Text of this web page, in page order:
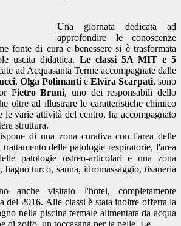
Una giornata dedicata ad
approfondire le conoscenze
fonte di cura e benessere si è trasformata
uscita didattica. Le classi 5A MIT e 5
ad Acquasanta Terme accompagnate dalle
, Olga Polimanti e Elvira Scarpati, sono
Pietro Bruni, uno dei responsabili dello
oltre ad illustrare le caratteristiche chimico
le varie attività del centro, ha accompagnato
struttura.
di una zona curativa con l'area delle
delle patologie respiratorie, l'area
patologie ostreo-articolari e una zona
bagno turco, sauna, idromassaggio, tisaneria
anche visitato l'hotel, completamente
del 2016. Alle classi è stata inoltre offerta la
nella piscina termale alimentata da acqua
di zolfo, un toccasana per la pelle. Le